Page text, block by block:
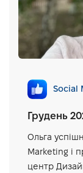
Social
Грудень
Ольга
Marketing і
центр